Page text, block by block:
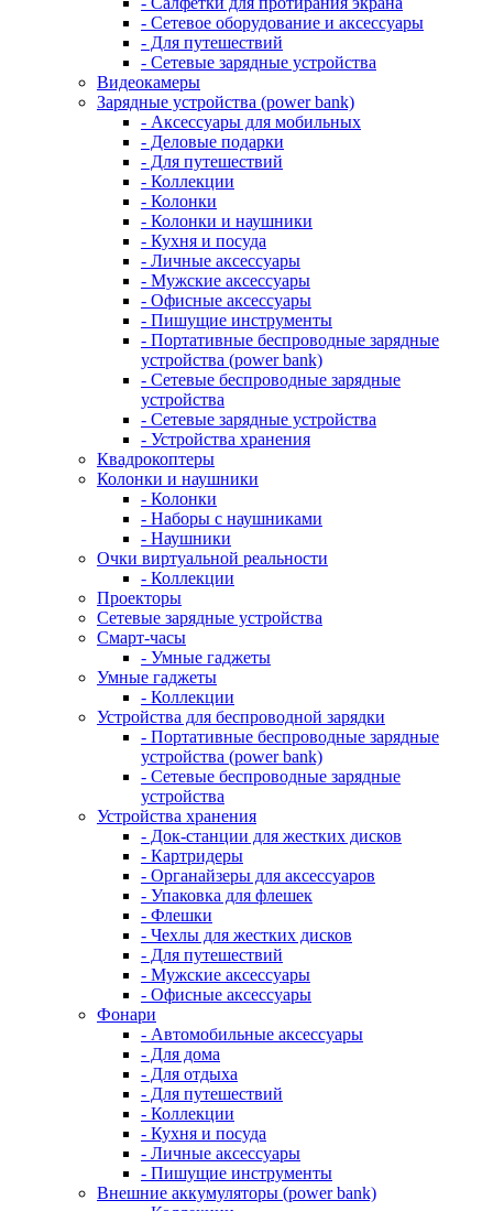
- Сетевое оборудование и аксессуары
- Для путешествий
- Сетевые зарядные устройства
Видеокамеры
Зарядные устройства (power bank)
- Аксессуары для мобильных
- Деловые подарки
- Для путешествий
- Коллекции
- Колонки
- Колонки и наушники
- Кухня и посуда
- Личные аксессуары
- Мужские аксессуары
- Офисные аксессуары
- Пишущие инструменты
- Портативные беспроводные зарядные
устройства (power bank)
- Сетевые беспроводные зарядные
устройства
- Сетевые зарядные устройства
- Устройства хранения
Квадрокоптеры
Колонки и наушники
- Колонки
- Наборы с наушниками
- Наушники
Очки виртуальной реальности
- Коллекции
Проекторы
Сетевые зарядные устройства
Смарт-часы
- Умные гаджеты
Умные гаджеты
- Коллекции
Устройства для беспроводной зарядки
- Портативные беспроводные зарядные
устройства (power bank)
- Сетевые беспроводные зарядные
устройства
Устройства хранения
- Док-станции для жестких дисков
- Картридеры
- Органайзеры для аксессуаров
- Упаковка для флешек
- Флешки
- Чехлы для жестких дисков
- Для путешествий
- Мужские аксессуары
- Офисные аксессуары
Фонари
- Автомобильные аксессуары
- Для дома
- Для отдыха
- Для путешествий
- Коллекции
- Кухня и посуда
- Личные аксессуары
- Пишущие инструменты
Внешние аккумуляторы (power bank)